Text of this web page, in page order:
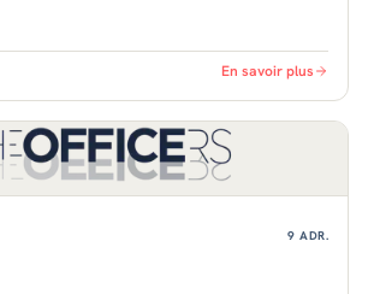
En savoir plus
9 ADR.